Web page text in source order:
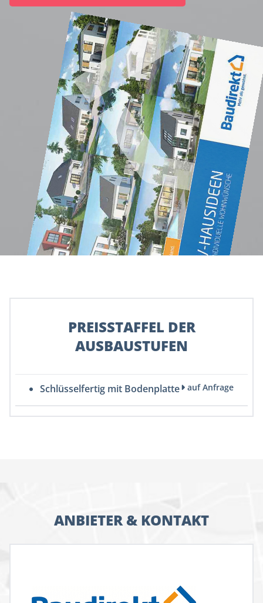
PREISSTAFFEL DER
AUSBAUSTUFEN
Schlüsselfertig mit Bodenplatte auf Anfrage
ANBIETER & KONTAKT